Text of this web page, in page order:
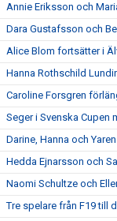
Annie Eriksson och
Dara Gustafsson och
Alice Blom fortsätter i
Hanna Rothschild
Caroline Forsgren
Seger i Svenska Cupen
Darine, Hanna och Yaren
Hedda Ejnarsson och
Naomi Schultze och
Tre spelare från F19 till